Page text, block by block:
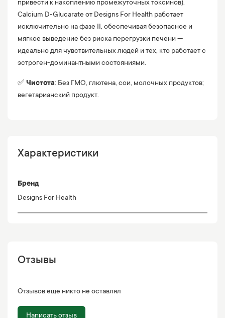
привести к накоплению промежуточных токсинов).
Calcium D-Glucarate от Designs For Health работает
исключительно на фазе II, обеспечивая безопасное и
мягкое выведение без риска перегрузки печени —
идеально для чувствительных людей и тех, кто работает с
эстроген-доминантными состояниями.
✅ Чистота: Без ГМО, глютена, сои, молочных продуктов;
вегетарианский продукт.
Характеристики
Бренд
Designs For Health
Отзывы
Отзывов еще никто не оставлял
Написать отзыв